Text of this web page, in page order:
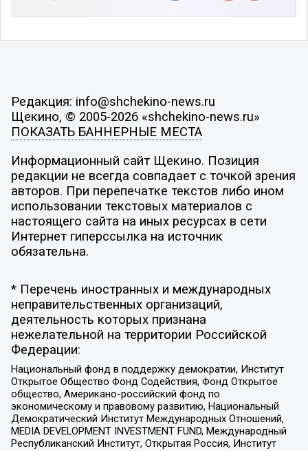
Редакция: info@shchekino-news.ru
Щекино, © 2005-2026 «shchekino-news.ru»
ПОКАЗАТЬ БАННЕРНЫЕ МЕСТА
Информационный сайт Щекино. Позиция
редакции не всегда совпадает с точкой зрения
авторов. При перепечатке текстов либо ином
использовании текстовых материалов с
настоящего сайта на иных ресурсах в сети
Интернет гиперссылка на источник
обязательна.
* Перечень иностранных и международных
неправительственных организаций,
деятельность которых признана
нежелательной на территории Российской
Федерации:
Национальный фонд в поддержку демократии, Институт
Открытое Общество Фонд Содействия, Фонд Открытое
общество, Американо-российский фонд по
экономическому и правовому развитию, Национальный
Демократический Институт Международных Отношений,
MEDIA DEVELOPMENT INVESTMENT FUND, Международный
Республиканский Институт, Открытая Россия, Институт